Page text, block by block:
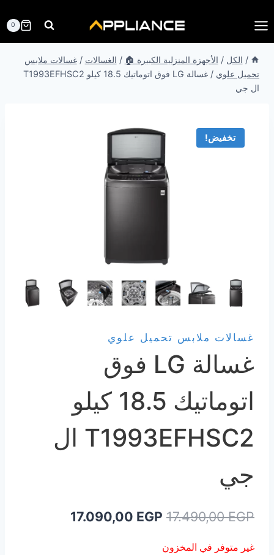
إلى
المحتوى
0
/ الكل / الأجهزة المنزلية الكبيرة 🏠 / الغسالات / غسالات ملابس
تحميل علوي /
غسالة LG فوق اتوماتيك 18.5 كيلو T1993EFHSC2
ال جي
تخفيض!
غسالات ملابس تحميل علوي
غسالة LG فوق
اتوماتيك 18.5 كيلو
T1993EFHSC2 ال
جي
17.490,00EGP
السعر17.090,00 EGP
غير متوفر في المخزون